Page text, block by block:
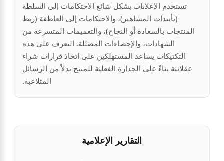
تستخدم الإعلانات بشكل شائع الاحتكامات إلى السلطة
(تأييدات المشاهير)، والاحتكامات إلى العاطفة (ربط
المنتجات بالسعادة أو النجاح)، والتعميمات المتسرعة من
الشهادات، والإحصاءات المضللة. التعرف على هذه
التكتيكات يساعد المستهلكين على اتخاذ قرارات شراء
عقلانية بناءً على الجدارة الفعلية للمنتج بدلاً من الرسائل
المتلاعبة.
التقارير الإعلامية